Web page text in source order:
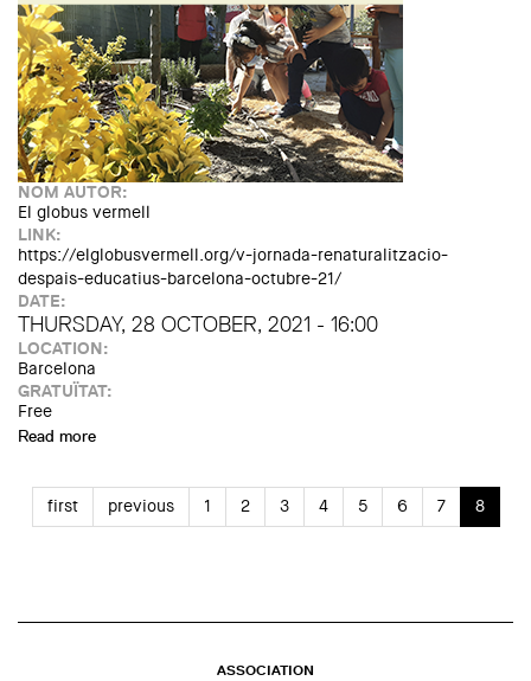
NOM AUTOR:
El globus vermell
LINK:
https://elglobusvermell.org/v-jornada-renaturalitzacio-
despais-educatius-barcelona-octubre-21/
DATE:
THURSDAY, 28 OCTOBER, 2021 - 16:00
LOCATION:
Barcelona
GRATUÏTAT:
Free
Read more
first previous 1 2 3 4 5 6 7 8
ASSOCIATION